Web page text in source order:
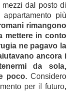
dal posto di
più
rimangono
mettere in conto
ne pagavo la
ancora i
da sola,
poco. Considero
per il futuro,